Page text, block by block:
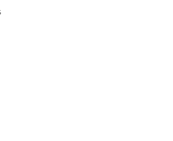
activeer deze.
doen om te verbeteren!